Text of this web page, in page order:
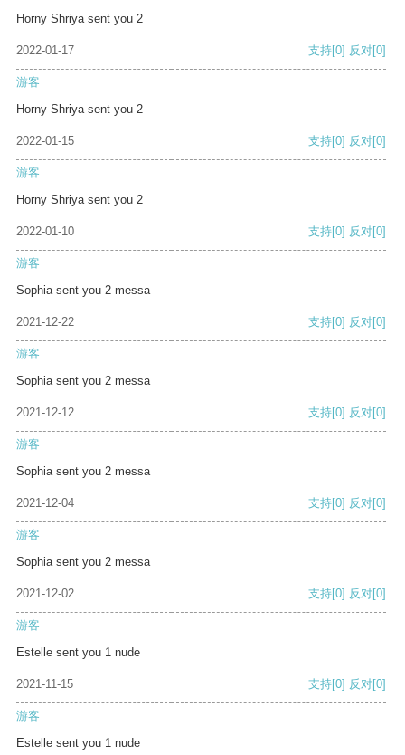
Horny Shriya sent you 2
2022-01-17 支持[0] 反对[0]
游客
Horny Shriya sent you 2
2022-01-15 支持[0] 反对[0]
游客
Horny Shriya sent you 2
2022-01-10 支持[0] 反对[0]
游客
Sophia sent you 2 messa
2021-12-22 支持[0] 反对[0]
游客
Sophia sent you 2 messa
2021-12-12 支持[0] 反对[0]
游客
Sophia sent you 2 messa
2021-12-04 支持[0] 反对[0]
游客
Sophia sent you 2 messa
2021-12-02 支持[0] 反对[0]
游客
Estelle sent you 1 nude
2021-11-15 支持[0] 反对[0]
游客
Estelle sent you 1 nude